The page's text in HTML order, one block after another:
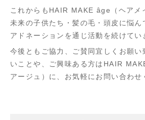
これからもHAIR MAKE âge（ヘアメ
未来の子供たち・髪の毛・頭皮に悩ん
アドネーションを通じ活動を続けてい
今後ともご協力、ご賛同宜しくお願い
いことや、ご興味ある方はHAIR
アージュ）に、お気軽にお問い合わせ